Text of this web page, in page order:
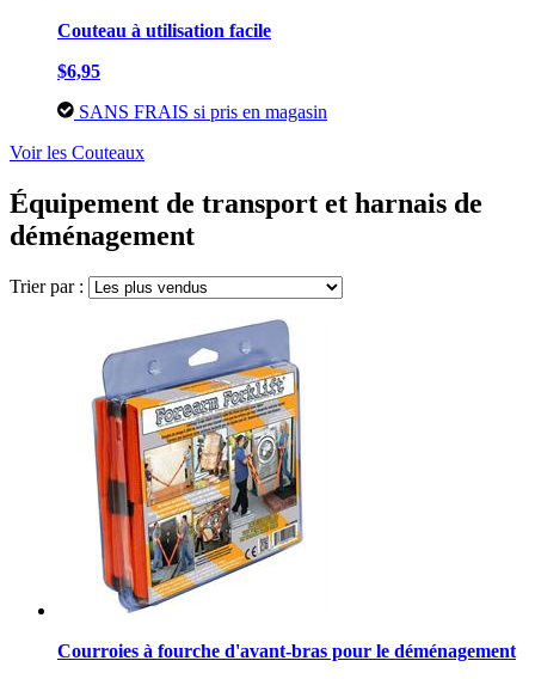
Couteau à utilisation facile
$6,95
SANS FRAIS si pris en magasin
Voir les Couteaux
Équipement de transport et harnais de
déménagement
Trier par :
Courroies à fourche d'avant-bras pour le déménagement